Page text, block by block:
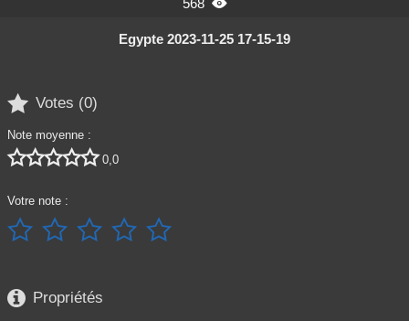

Egypte 2023-11-25 17-15-19
 Votes (0)
Note moyenne :
 0,0
Votre note :
    
 Propriétés